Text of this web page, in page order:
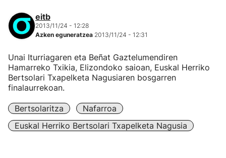
eitb
2013/11/24 - 12:28
Azken eguneratzea 2013/11/24 - 12:31
Unai Iturriagaren eta Beñat Gaztelumendiren
Hamarreko Txikia, Elizondoko saioan, Euskal Herriko
Bertsolari Txapelketa Nagusiaren bosgarren
finalaurrekoan.
Bertsolaritza
Nafarroa
Euskal Herriko Bertsolari Txapelketa Nagusia